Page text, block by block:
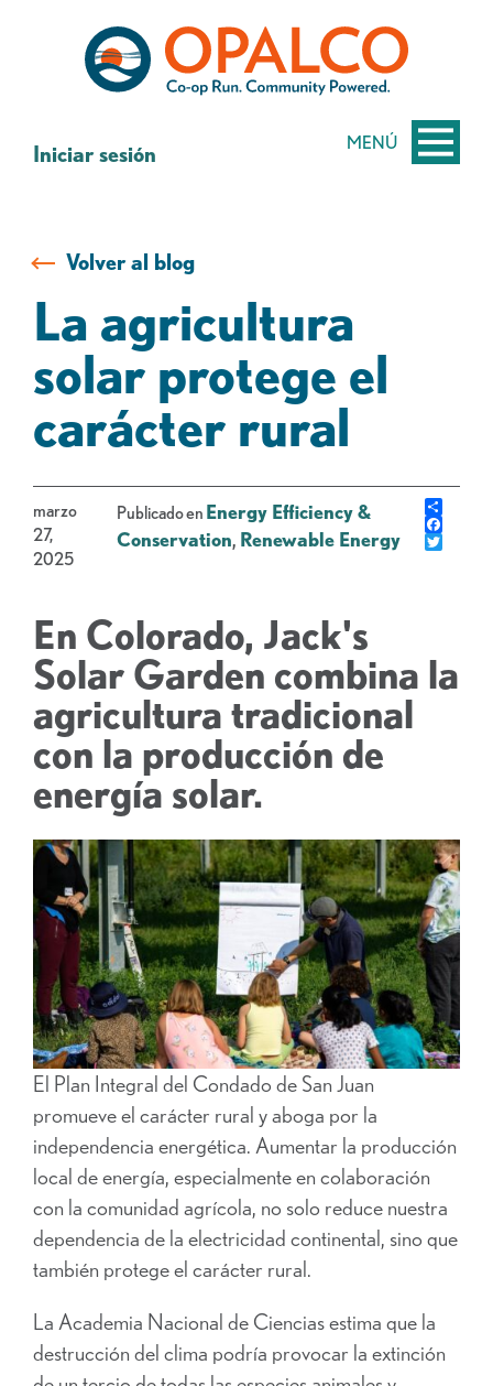
contenido
MENÚ
Iniciar sesión
Volver al blog
La agricultura
solar protege el
carácter rural
marzo
27,
2025
Publicado en Energy Efficiency &
Conservation, Renewable Energy
En Colorado, Jack's
Solar Garden combina la
agricultura tradicional
con la producción de
energía solar.
El Plan Integral del Condado de San Juan
promueve el carácter rural y aboga por la
independencia energética. Aumentar la producción
local de energía, especialmente en colaboración
con la comunidad agrícola, no solo reduce nuestra
dependencia de la electricidad continental, sino que
también protege el carácter rural.
La Academia Nacional de Ciencias estima que la
destrucción del clima podría provocar la extinción